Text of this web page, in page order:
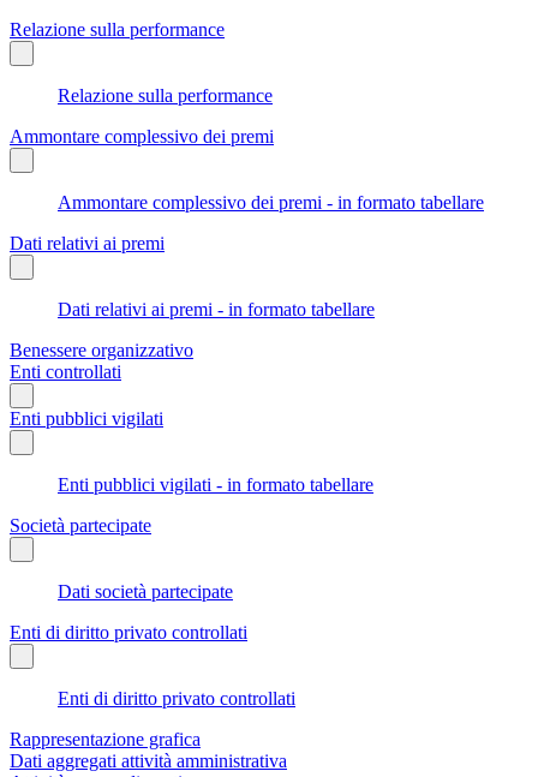
Relazione sulla performance
Relazione sulla performance
Ammontare complessivo dei premi
Ammontare complessivo dei premi - in formato tabellare
Dati relativi ai premi
Dati relativi ai premi - in formato tabellare
Benessere organizzativo
Enti controllati
Enti pubblici vigilati
Enti pubblici vigilati - in formato tabellare
Società partecipate
Dati società partecipate
Enti di diritto privato controllati
Enti di diritto privato controllati
Rappresentazione grafica
Dati aggregati attività amministrativa